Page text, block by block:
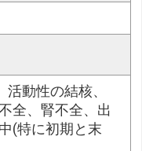
動性の結核、
全、腎不全、出
(特に初期と末